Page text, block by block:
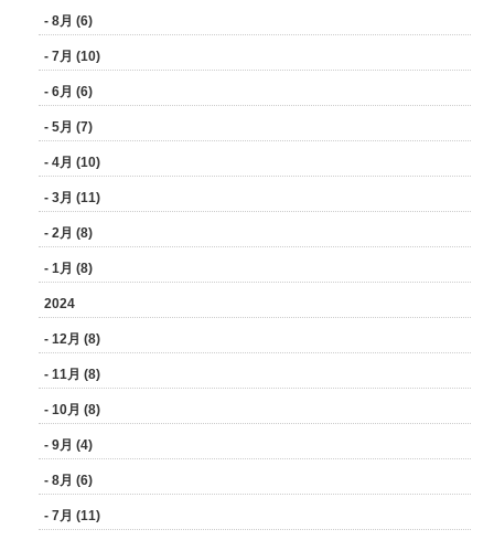
- 8月 (6)
- 7月 (10)
- 6月 (6)
- 5月 (7)
- 4月 (10)
- 3月 (11)
- 2月 (8)
- 1月 (8)
2024
- 12月 (8)
- 11月 (8)
- 10月 (8)
- 9月 (4)
- 8月 (6)
- 7月 (11)